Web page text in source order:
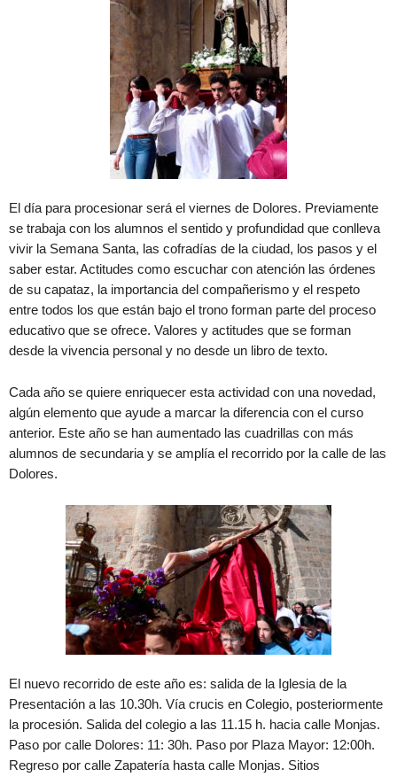
El día para procesionar será el viernes de Dolores. Previamente
se trabaja con los alumnos el sentido y profundidad que conlleva
vivir la Semana Santa, las cofradías de la ciudad, los pasos y el
saber estar. Actitudes como escuchar con atención las órdenes
de su capataz, la importancia del compañerismo y el respeto
entre todos los que están bajo el trono forman parte del proceso
educativo que se ofrece. Valores y actitudes que se forman
desde la vivencia personal y no desde un libro de texto.
Cada año se quiere enriquecer esta actividad con una novedad,
algún elemento que ayude a marcar la diferencia con el curso
anterior. Este año se han aumentado las cuadrillas con más
alumnos de secundaria y se amplía el recorrido por la calle de las
Dolores.
El nuevo recorrido de este año es: salida de la Iglesia de la
Presentación a las 10.30h. Vía crucis en Colegio, posteriormente
la procesión. Salida del colegio a las 11.15 h. hacia calle Monjas.
Paso por calle Dolores: 11: 30h. Paso por Plaza Mayor: 12:00h.
Regreso por calle Zapatería hasta calle Monjas. Sitios